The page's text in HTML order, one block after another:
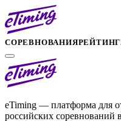
СОРЕВНОВАНИЯ
eTiming — платформа для
российских соревнований